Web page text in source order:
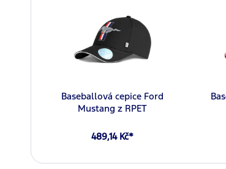
Baseballová cepice Ford
Mustang z RPET
489,14 Kč*